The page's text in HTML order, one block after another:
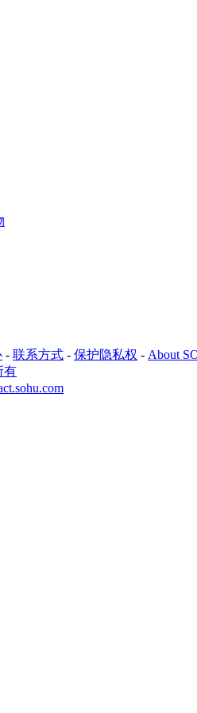
- 联系方式 - 保护隐私权 - About
有